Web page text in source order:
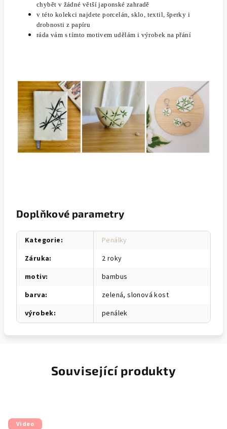
chybět v žádné větší japonské zahradě
v této kolekci najdete porcelán, sklo, textil, šperky i
drobnosti z papíru
ráda vám s tímto motivem udělám i výrobek na přání
Doplňkové parametry
Kategorie:
Penálky
Záruka:
2 roky
motiv:
bambus
barva:
zelená, slonová kost
výrobek: penálek
Související produkty
Video